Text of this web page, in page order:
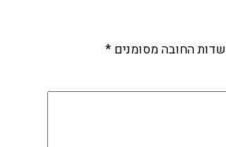
שדות החובה מסומנים *